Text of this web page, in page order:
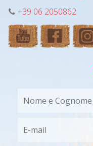
+39 06 2050862